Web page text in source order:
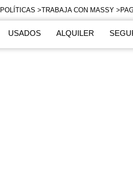
POLÍTICAS >TRABAJA CON MASSY >
USADOS ALQUILER